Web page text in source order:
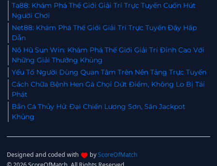
Ta88: Khám Phá Thế Giới Giải Trí Trực Tuyến Cuốn Hút
Người Chơi
Net88: Khám Phá Thế Giới Giải Trí Trực Tuyến Đầy Hấp
Dẫn
Nổ Hũ Sun Win: Khám Phá Thế Giới Giải Trí Đỉnh Cao Với
Những Giải Thưởng Khủng
Yếu Tố Người Dùng Quan Tâm Trên Nền Tảng Trực Tuyến
Cách Chữa Bệnh Hen Gà Chọi Dứt Điểm, Không Lo Bị Tái
Phát
Bắn Cá Thủy Hử: Đại Chiến Lương Sơn, Săn Jackpot
Khủng
Designed and coded with byScoreOfMatch